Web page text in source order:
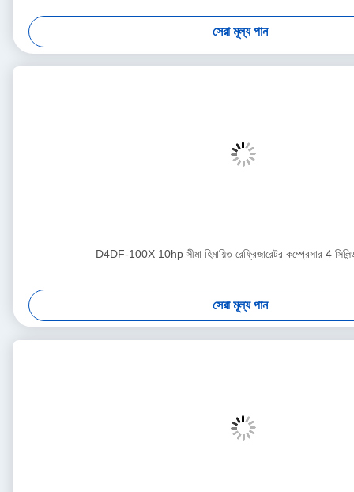
সেরা মূল্য পান
D4DF-100X 10hp সীমা হিমায়িত রেফ্রিজারেটর কম্প্রেসার 4
সেরা মূল্য পান